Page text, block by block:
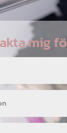
mig